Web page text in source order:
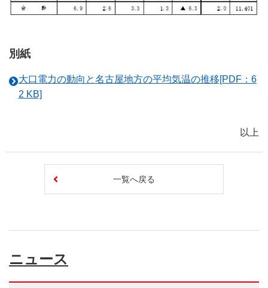
別紙
大口電力の動向と名古屋地方の平均気温の推移[PDF：6
2 KB]
以上
一覧へ戻る
ニュース